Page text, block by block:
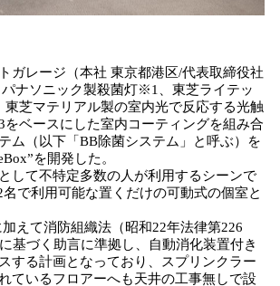
ガレージ（本社 東京都港区/代表取締役社
ナソニック製殺菌灯※1、東芝ライテッ
芝マテリアル製の室内光で反応する光触
ベースにした室内コーティングを組み合
ム（以下「BB除菌システム」と呼ぶ）を
を開発した。
して不特定多数の⼈が利⽤するシーンで
で利⽤可能な置くだけの可動式の個室と
えて消防組織法（昭和22年法律第226
基づく助⾔に準拠し、⾃動消化装置付き
する計画となっており、スプリンクラー
ているフロアーへも天井の⼯事無しで設